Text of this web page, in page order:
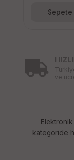
Sepete
ve
kategoride